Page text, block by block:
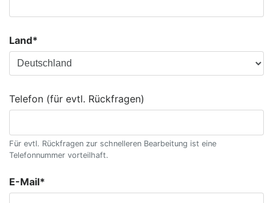
Land*
Telefon (für evtl. Rückfragen)
Für evtl. Rückfragen zur schnelleren Bearbeitung ist eine
Telefonnummer vorteilhaft.
E-Mail*